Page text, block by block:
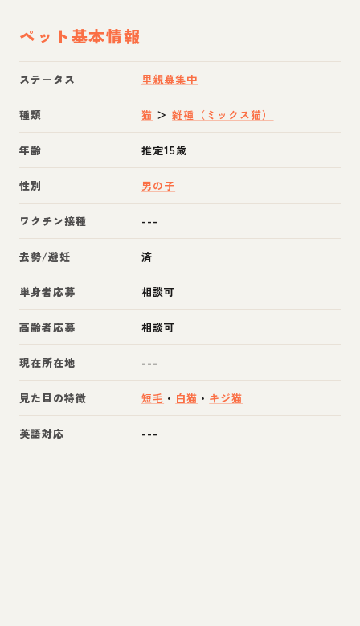
ペット基本情報
ステータス 里親募集中
種類 猫 ＞雑種（ミックス猫）
年齢 推定15歳
性別 男の子
ワクチン接種 ---
去勢/避妊 済
単身者応募 相談可
高齢者応募 相談可
現在所在地 ---
見た目の特徴 短毛 ・ 白猫 ・ キジ猫
英語対応 ---